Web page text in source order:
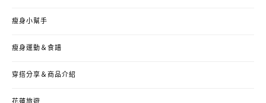
瘦身小幫手
瘦身運動＆食譜
穿搭分享＆商品介紹